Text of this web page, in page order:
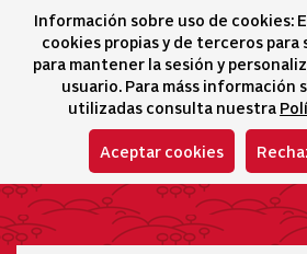
Información sobre uso de cookies:
cookies propias y de terceros
para mantener la sesión y
usuario. Para máss información
utilizadas consulta nuestra
Aceptar cookies
Actualidad